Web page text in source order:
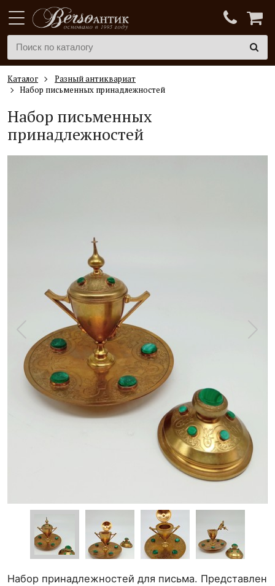
Каталог
Разный антиквариат
Набор письменных принадлежностей
Набор письменных
принадлежностей
Набор принадлежностей для письма. Представлен